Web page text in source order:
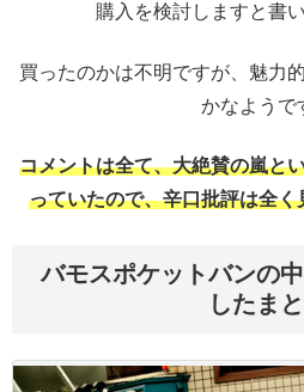
購入を検討しますと書
買ったのかは不明ですが、魅力
かなようで
コメントは全て、大絶賛の嵐と
っていたので、辛口批評は全
バモスポケットバンの
したま